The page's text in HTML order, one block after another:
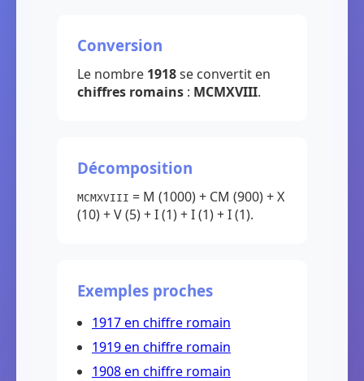
Conversion
Le nombre 1918se convertit en
chiffres romains : MCMXVIII.
Décomposition
MCMXVIII = M (1000) + CM (900) + X
(10) + V (5) + I (1) + I (1) + I (1).
Exemples proches
1917 en chiffre romain
1919 en chiffre romain
1908 en chiffre romain